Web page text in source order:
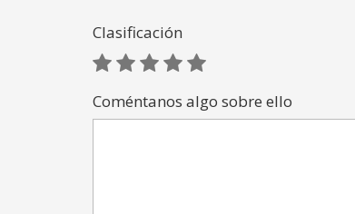
Clasificación
Coméntanos algo sobre ello